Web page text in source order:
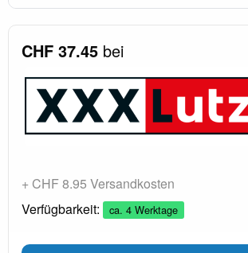
CHF 37.45 bei
+ CHF 8.95 Versandkosten
Verfügbarkeit:
ca. 4 Werktage